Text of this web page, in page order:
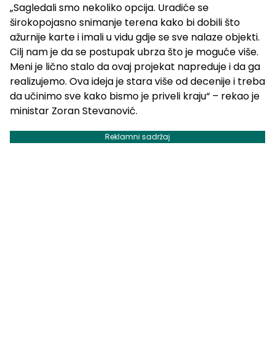
„Sagledali smo nekoliko opcija. Uradiće se
širokopojasno snimanje terena kako bi dobili što
ažurnije karte i imali u vidu gdje se sve nalaze objekti.
Cilj nam je da se postupak ubrza što je moguće više.
Meni je lično stalo da ovaj projekat napreduje i da ga
realizujemo. Ova ideja je stara više od decenije i treba
da učinimo sve kako bismo je priveli kraju“ – rekao je
ministar Zoran Stevanović.
Reklamni sadržaj